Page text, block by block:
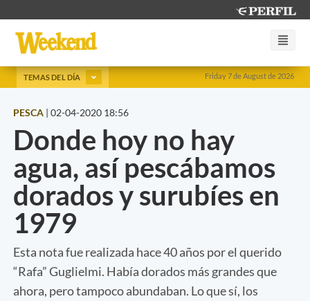
Friday 7 de August de 2026
TEMAS DEL DÍA
PESCA | 02-04-2020 18:56
Donde hoy no hay
agua, así pescábamos
dorados y surubíes en
1979
Esta nota fue realizada hace 40 años por el querido
“Rafa” Guglielmi. Había dorados más grandes que
ahora, pero tampoco abundaban. Lo que sí, los